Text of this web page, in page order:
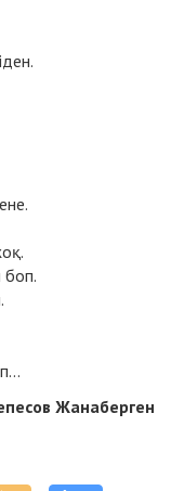
боп.
Жанаберген